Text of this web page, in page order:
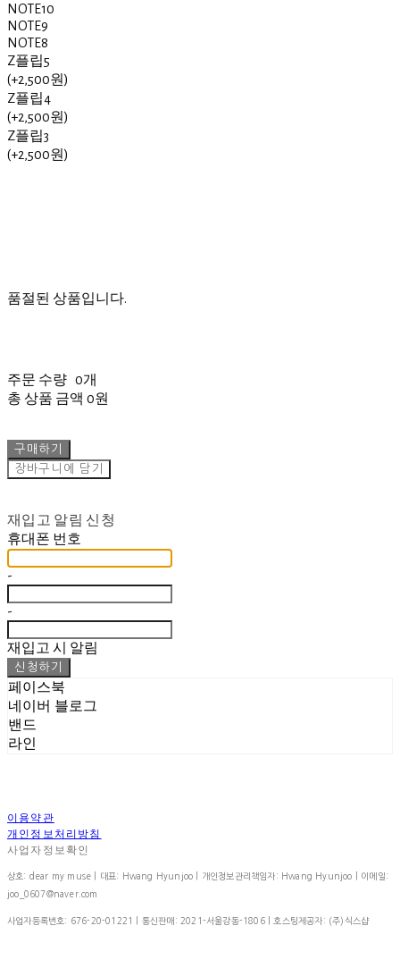
NOTE10
NOTE9
NOTE8
Z플립5
(+2,500원)
Z플립4
(+2,500원)
Z플립3
(+2,500원)
품절된 상품입니다.
주문 수량 0개
총 상품 금액 0원
구매하기
장바구니에 담기
재입고 알림 신청
휴대폰 번호
-
-
재입고 시 알림
신청하기
페이스북
네이버 블로그
밴드
라인
이용약관
개인정보처리방침
사업자정보확인
상호: dear my muse | 대표: Hwang Hyunjoo | 개인정보관리책임자: Hwang Hyunjoo | 이메일:
joo_0607@naver.com
사업자등록번호: 676-20-01221 | 통신판매: 2021-서울강동-1806| 호스팅제공자: (주)식스샵